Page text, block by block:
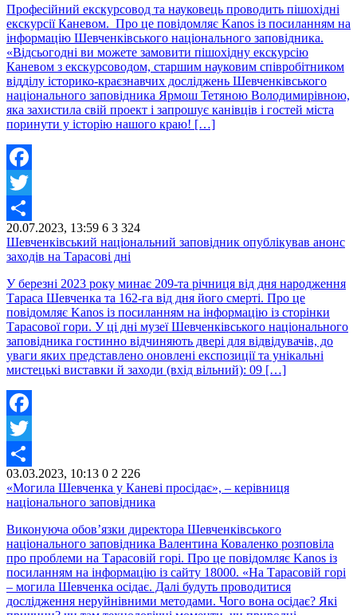
Професійний екскурсовод та науковець проводить пішохідні
екскурсії Каневом. Про це повідомляє Kanos із посиланням на
інформацію Шевченківського національного заповідника.
«Відсьогодні ви можете замовити пішохідну екскурсію
Каневом з екскурсоводом, старшим науковим співробітником
відділу історико-краєзнавчих досліджень Шевченківського
національного заповідника Ярмош Тетяною Володимирівною,
яка захистила свій проект і запрошує канівців і гостей міста
поринути у історію нашого краю! […]
Facebook
Twitter
Share
20.07.2023, 13:59 6 3 324
Шевченківський національний заповідник опублікував анонс
заходів на Тарасові дні
У березні 2023 року минає 209-та річниця від дня народження
Тараса Шевченка та 162-га від дня його смерті. Про це
повідомляє Kanos із посиланням на інформацію із сторінки
Тарасової гори. У ці дні музеї Шевченківського національного
заповідника гостинно відчиняють двері для відвідувачів, до
уваги яких представлено оновлені експозиції та унікальні
мистецькі виставки й заходи (вхід вільний): 09 […]
Facebook
Twitter
Share
03.03.2023, 10:13 0 2 226
«Могила Шевченка у Каневі просідає», – керівниця
національного заповідника
Виконуюча обов’язки директора Шевченківського
національного заповідника Валентина Коваленко розповіла
про проблеми на Тарасовій горі. Про це повідомляє Kanos із
посиланням на інформацію із сайту 18000. «На Тарасовій горі
– могила Шевченка осідає. Далі будуть проводитися
дослідження неруйнівними методами. Чого вона осідає? Які